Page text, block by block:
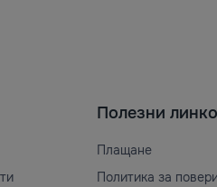
Полезни
Плащане
Политика за